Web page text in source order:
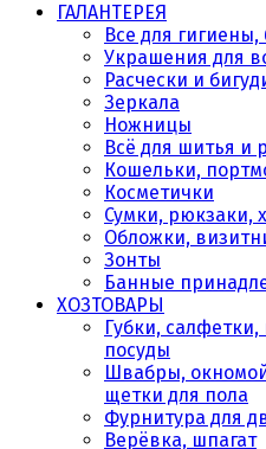
ГАЛАНТЕРЕЯ
Все для гигиены,
Украшения для
Расчески и
Зеркала
Ножницы
Всё для шитья и
Кошельки,
Косметички
Сумки, рюкзаки,
Обложки,
Зонты
Банные
ХОЗТОВАРЫ
Губки,
посуды
Швабры,
щетки для пола
Фурнитура для
Верёвка, шпагат